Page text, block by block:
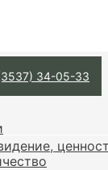
34-05-33